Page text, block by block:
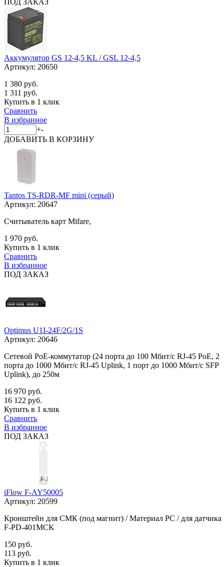
Аккумулятор GS 12-4,5 KL / GSL 12-4,5
Артикул: 20650
1 380 руб.
1 311 руб.
Купить в 1 клик
Сравнить
В избранное
+-
ДОБАВИТЬ В КОРЗИНУ
Tantos TS-RDR-MF mini (серый)
Артикул: 20647
Считыватель карт Mifare,
1 970 руб.
Купить в 1 клик
Сравнить
В избранное
ПОД ЗАКАЗ
Optimus U1I-24F/2G/1S
Артикул: 20646
Сетевой PoE-коммутатор (24 порта до 100 Мбит/с RJ-45 PoE, 2
порта до 1000 Мбит/с RJ-45 Uplink, 1 порт до 1000 Мбит/с SFP
Uplink), до 250м
16 970 руб.
16 122 руб.
Купить в 1 клик
Сравнить
В избранное
ПОД ЗАКАЗ
iFlow F-AY50005
Артикул: 20599
Кронштейн для СМК (под магнит) / Материал PC / для датчика
F-PD-401MCK
150 руб.
113 руб.
Купить в 1 клик